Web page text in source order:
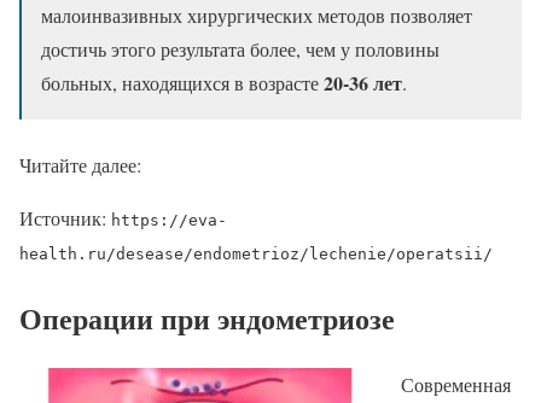
малоинвазивных хирургических методов позволяет
достичь этого результата более, чем у половины
больных, находящихся в возрасте20-36 лет.
Читайте далее:
Источник: https://eva-
health.ru/desease/endometrioz/lechenie/operatsii/
Операции при эндометриозе
Современная